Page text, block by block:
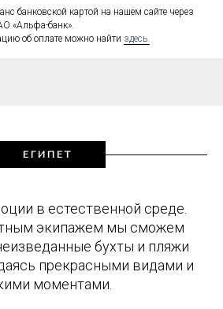
банковской картой на нашем сайте через
«Альфа-банк».
об оплате можно найти здесь.
ЕГИПЕТ
в естественной среде.
экипажем мы сможем
бухты и пляжи
прекрасными видами и
моментами.